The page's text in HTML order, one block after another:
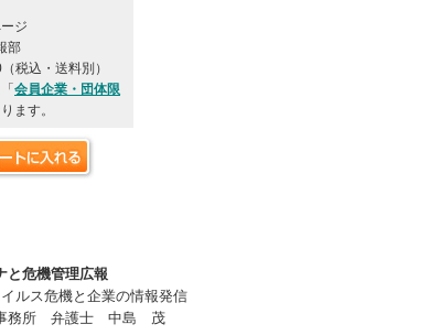
ジ
部
税込・送料別）
会員企業・団体限
ます。
危機管理広報
ルス危機と企業の情報発信
事務所 弁護士 中島 茂